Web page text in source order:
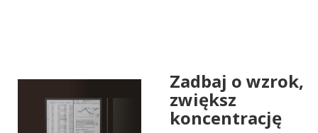
Zadbaj o wzrok,
zwiększ
koncentrację